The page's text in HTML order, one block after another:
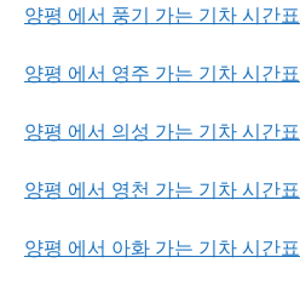
양평 에서 풍기 가는 기차 시간표
양평 에서 영주 가는 기차 시간표
양평 에서 의성 가는 기차 시간표
양평 에서 영천 가는 기차 시간표
양평 에서 아화 가는 기차 시간표